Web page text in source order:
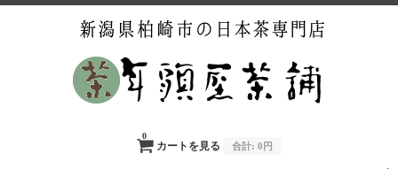
カートを見る
0
合計: 0円